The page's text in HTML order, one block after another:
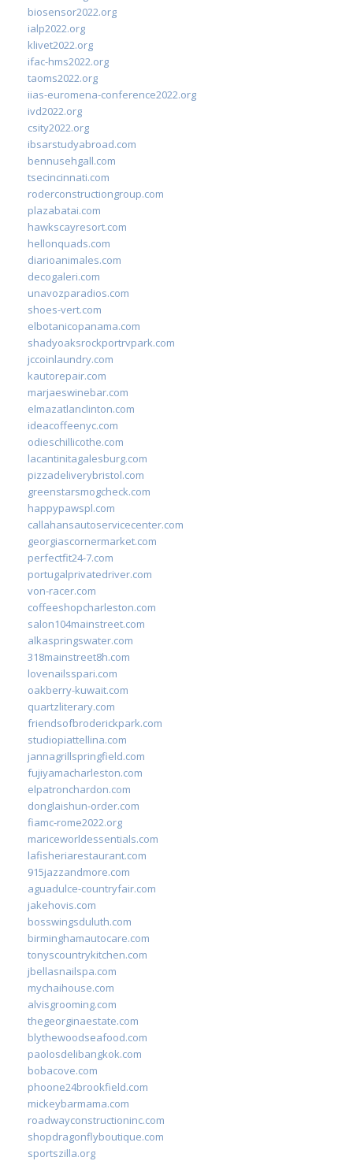
biosensor2022.org
ialp2022.org
klivet2022.org
ifac-hms2022.org
taoms2022.org
iias-euromena-conference2022.org
ivd2022.org
csity2022.org
ibsarstudyabroad.com
bennusehgall.com
tsecincinnati.com
roderconstructiongroup.com
plazabatai.com
hawkscayresort.com
hellonquads.com
diarioanimales.com
decogaleri.com
unavozparadios.com
shoes-vert.com
elbotanicopanama.com
shadyoaksrockportrvpark.com
jccoinlaundry.com
kautorepair.com
marjaeswinebar.com
elmazatlanclinton.com
ideacoffeenyc.com
odieschillicothe.com
lacantinitagalesburg.com
pizzadeliverybristol.com
greenstarsmogcheck.com
happypawspl.com
callahansautoservicecenter.com
georgiascornermarket.com
perfectfit24-7.com
portugalprivatedriver.com
von-racer.com
coffeeshopcharleston.com
salon104mainstreet.com
alkaspringswater.com
318mainstreet8h.com
lovenailsspari.com
oakberry-kuwait.com
quartzliterary.com
friendsofbroderickpark.com
studiopiattellina.com
jannagrillspringfield.com
fujiyamacharleston.com
elpatronchardon.com
donglaishun-order.com
fiamc-rome2022.org
mariceworldessentials.com
lafisheriarestaurant.com
915jazzandmore.com
aguadulce-countryfair.com
jakehovis.com
bosswingsduluth.com
birminghamautocare.com
tonyscountrykitchen.com
jbellasnailspa.com
mychaihouse.com
alvisgrooming.com
thegeorginaestate.com
blythewoodseafood.com
paolosdelibangkok.com
bobacove.com
phoone24brookfield.com
mickeybarmama.com
roadwayconstructioninc.com
shopdragonflyboutique.com
sportszilla.org